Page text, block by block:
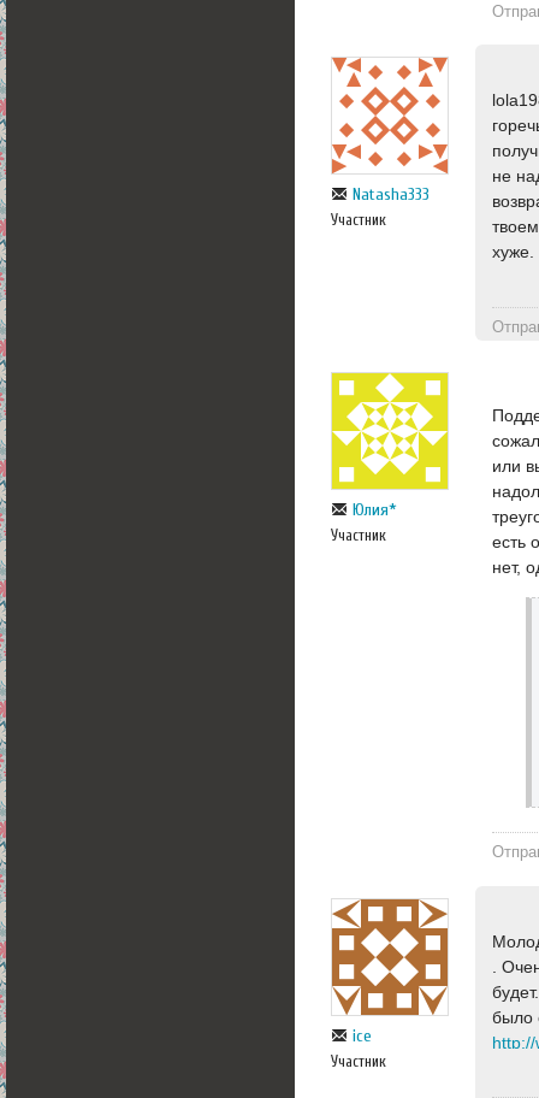
Natasha333
Участник
не
хуже.
Юлия*
Участник
или
есть
нет,
ice
Участник
.
было